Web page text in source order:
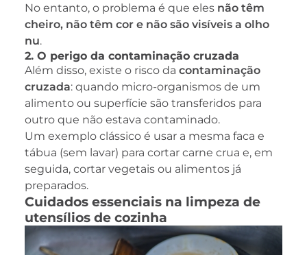
No entanto, o problema é que eles não têm
cheiro, não têm cor e não são visíveis a olho
nu.
2. O perigo da contaminação cruzada
Além disso, existe o risco da contaminação
cruzada: quando micro-organismos de um
alimento ou superfície são transferidos para
outro que não estava contaminado.
Um exemplo clássico é usar a mesma faca e
tábua (sem lavar) para cortar carne crua e, em
seguida, cortar vegetais ou alimentos já
preparados.
Cuidados essenciais na limpeza de
utensílios de cozinha